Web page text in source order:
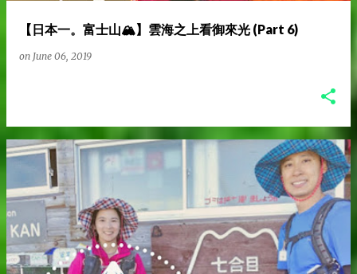
【日本一。富士山🏔️】雲海之上看御來光 (Part 6)
on June 06, 2019